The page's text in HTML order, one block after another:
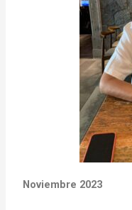
Noviembre 2023